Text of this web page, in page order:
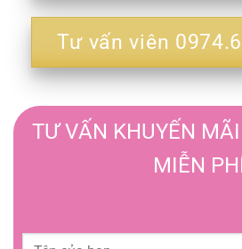
Tư vấn viên
TƯ VẤN KHUYẾN
MIỄN